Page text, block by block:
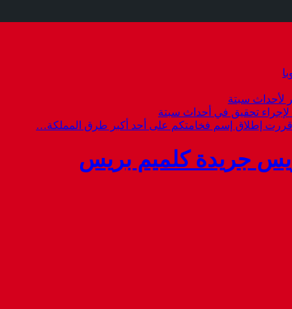
لأحداث سبتة
لإجراء تحقيق في أحداث سبتة
قررت إطلاق إسم فخامتكم على أحد أكبر طرق المملكة…
جريدة كلميم بريس